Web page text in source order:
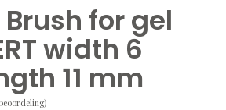
for gel
width 6
11 mm